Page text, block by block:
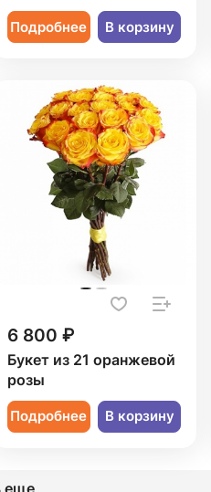
Подробнее В корзину
6 800 ₽
Букет из 21 оранжевой
розы
Подробнее В корзину